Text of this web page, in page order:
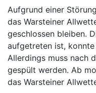
Aufgrund einer
das Warsteiner
geschlossen bleiben.
aufgetreten ist,
Allerdings muss nach
gespült werden. Ab
das Warsteiner